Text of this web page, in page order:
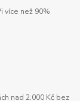
více než 90%
nad 2.000 Kč bez